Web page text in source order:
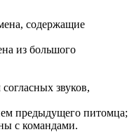
содержащие
из большого
звуков,
предыдущего питомца;
с командами.